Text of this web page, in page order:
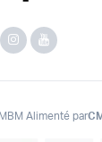
Alimenté par